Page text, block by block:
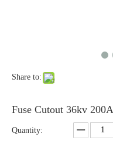
Share to:
Fuse Cutout 36kv 200A
Quantity: